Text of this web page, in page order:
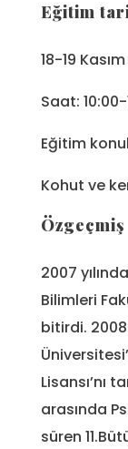
Eğitim
18-19 Kasım
Saat:
Eğitim
Kohut ve
Özgeçmiş
2007
Bilimleri
bitirdi.
Lisansı’nı
arasında
süren